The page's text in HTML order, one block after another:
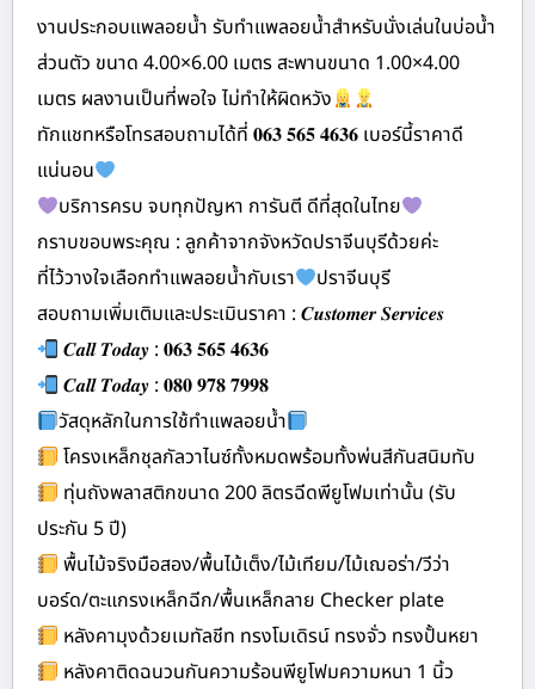
งานประกอบแพลอยน้ำ รับทำแพลอยน้ำสำหรับนั่งเล่นในบ่อน้ำ
ส่วนตัว ขนาด 4.00×6.00 เมตร สะพานขนาด 1.00×4.00
เมตร ผลงานเป็นที่พอใจ ไม่ทำให้ผิดหวัง
ทักแชทหรือโทรสอบถามได้ที่ 𝟎𝟔𝟑 𝟓𝟔𝟓 𝟒𝟔𝟑𝟔 เบอร์นี้ราคาดี
แน่นอน
บริการครบ จบทุกปัญหา การันตี ดีที่สุดในไทย
กราบขอบพระคุณ : ลูกค้าจากจังหวัดปราจีนบุรีด้วยค่ะ
ที่ไว้วางใจเลือกทำแพลอยน้ำกับเรา
ปราจีนบุรี
สอบถามเพิ่มเติมและประเมินราคา : 𝑪𝒖𝒔𝒕𝒐𝒎𝒆𝒓 𝑺𝒆𝒓𝒗𝒊𝒄𝒆𝒔
𝑪𝒂𝒍𝒍 𝑻𝒐𝒅𝒂𝒚 : 𝟎𝟔𝟑 𝟓𝟔𝟓 𝟒𝟔𝟑𝟔
𝑪𝒂𝒍𝒍 𝑻𝒐𝒅𝒂𝒚 : 𝟎𝟖𝟎 𝟗𝟕𝟖 𝟕𝟗𝟗𝟖
วัสดุหลักในการใช้ทำแพลอยน้ำ
โครงเหล็กชุลกัลวาไนซ์ทั้งหมดพร้อมทั้งพ่นสีกันสนิมทับ
ทุ่นถังพลาสติกขนาด 200 ลิตรฉีดพียูโฟมเท่านั้น (รับ
ประกัน 5 ปี)
พื้นไม้จริงมือสอง/พื้นไม้เต็ง/ไม้เทียม/ไม้เฌอร่า/วีว่า
บอร์ด/ตะแกรงเหล็กฉีก/พื้นเหล็กลาย Checker plate
หลังคามุงด้วยเมทัลชีท ทรงโมเดิรน์ ทรงจั่ว ทรงปั้นหยา
หลังคาติดฉนวนกันความร้อนพียูโฟมความหนา 1 นิ้ว